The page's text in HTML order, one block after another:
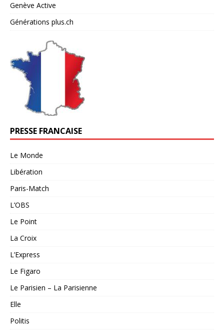
Genève Active
Générations plus.ch
PRESSE FRANCAISE
Le Monde
Libération
Paris-Match
L’OBS
Le Point
La Croix
L’Express
Le Figaro
Le Parisien – La Parisienne
Elle
Politis